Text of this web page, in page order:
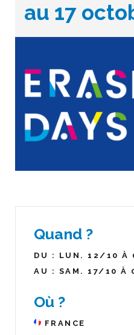
au 17
Quand ?
DU : LUN. 12/10 À
AU : SAM. 17/10 À
Où ?
FRANCE